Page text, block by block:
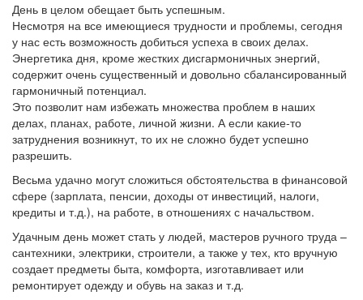
День в целом обещает быть успешным.
Несмотря на все имеющиеся трудности и проблемы, сегодня
у нас есть возможность добиться успеха в своих делах.
Энергетика дня, кроме жестких дисгармоничных энергий,
содержит очень существенный и довольно сбалансированный
гармоничный потенциал.
Это позволит нам избежать множества проблем в наших
делах, планах, работе, личной жизни. А если какие-то
затруднения возникнут, то их не сложно будет успешно
разрешить.
Весьма удачно могут сложиться обстоятельства в финансовой
сфере (зарплата, пенсии, доходы от инвестиций, налоги,
кредиты и т.д.), на работе, в отношениях с начальством.
Удачным день может стать у людей, мастеров ручного труда –
сантехники, электрики, строители, а также у тех, кто вручную
создает предметы быта, комфорта, изготавливает или
ремонтирует одежду и обувь на заказ и т.д.